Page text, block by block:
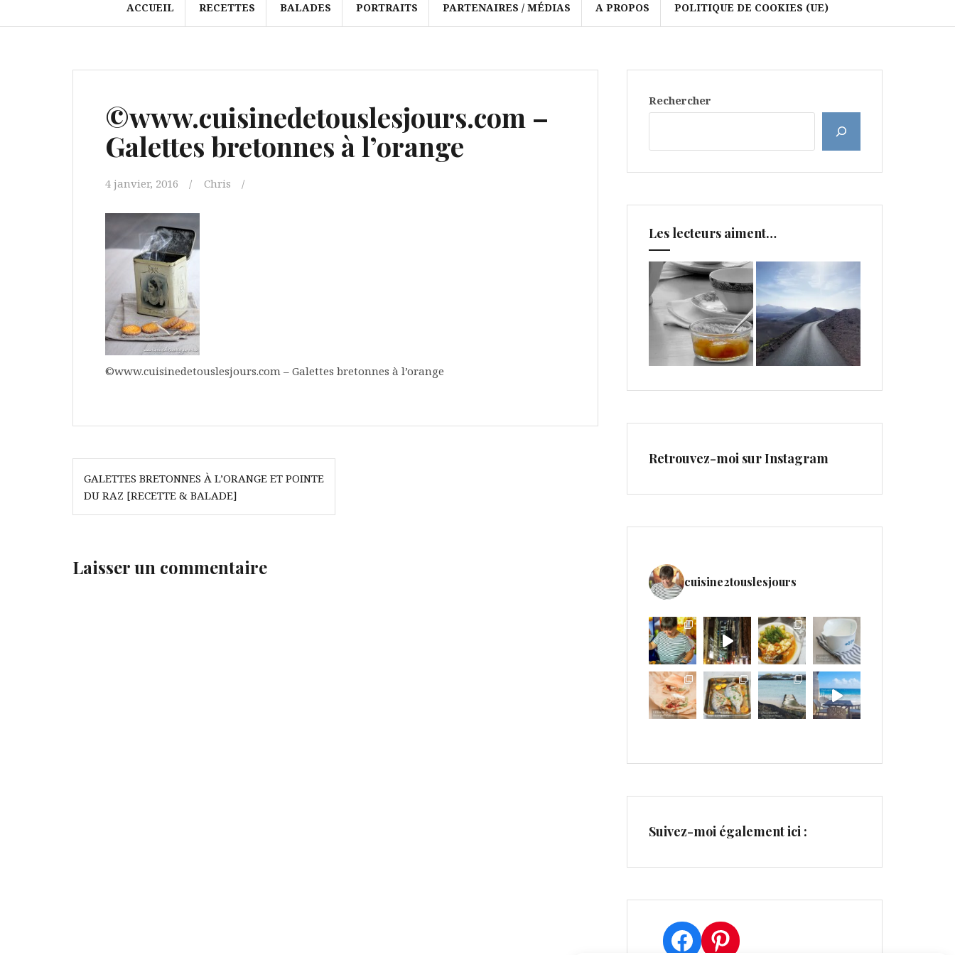
ACCUEIL RECETTES BALADES PORTRAITS PARTENAIRES / MÉDIAS A PROPOS POLITIQUE DE COOKIES (UE)
©www.cuisinedetouslesjours.com –
Galettes bretonnes à l’orange
4 janvier, 2016 Chris
©www.cuisinedetouslesjours.com – Galettes bretonnes à l’orange
Navigation
de
l’article
GALETTES BRETONNES À L’ORANGE ET POINTE
DU RAZ [RECETTE & BALADE]
Laisser un commentaire
Rechercher
Les lecteurs aiment…
Retrouvez-moi sur Instagram
cuisine2touslesjours
Suivez-moi également ici :
Facebook
Pinterest